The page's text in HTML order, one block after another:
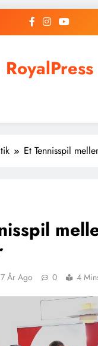
RoyalPress
Et Tennisspil
7 År Ago 0 4